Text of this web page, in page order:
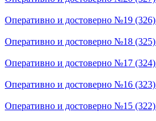
Оперативно и достоверно №19 (326)
Оперативно и достоверно №18 (325)
Оперативно и достоверно №17 (324)
Оперативно и достоверно №16 (323)
Оперативно и достоверно №15 (322)